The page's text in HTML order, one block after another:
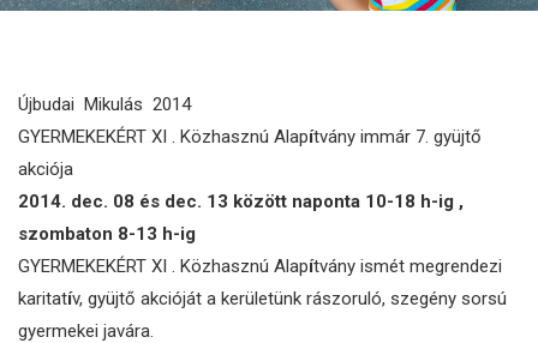
Újbudai Mikulás 2014
GYERMEKEKÉRT XI . Közhasznú Alapítvány immár 7. gyüjtő
akciója
2014. dec. 08 és dec. 13 között naponta 10-18 h-ig ,
szombaton 8-13 h-ig
GYERMEKEKÉRT XI . Közhasznú Alapítvány ismét megrendezi
karitatív, gyüjtő akcióját a kerületünk rászoruló, szegény sorsú
gyermekei javára.